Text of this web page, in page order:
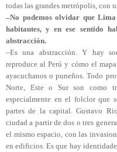
todas las grandes metrópolis, con
–No podemos olvidar que
habitantes, y en ese sentido
abstracción.
–Es una abstracción. Y hay
reproduce al Perú y cómo el
ayacuchanos o puneños. Todo
Norte, Este o Sur son como
especialmente en el folclor que
partes de la capital. Gustavo
ciudad a partir de dos o tres
el mismo espacio, con las
en edificios. Es que hay